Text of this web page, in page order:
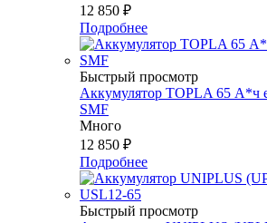
12 850 ₽
Подробнее
Быстрый просмотр
Аккумулятор TOPLA 65 А*ч
SMF
Много
12 850 ₽
Подробнее
Быстрый просмотр